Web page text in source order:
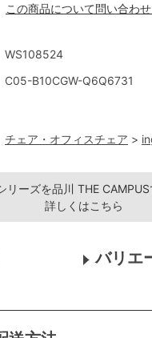
WS108524
C05-B10CGW-Q6Q6731
チェア・オフィスチェア >
この商品について問い合わ
リーズを品川 THE
詳しくはこちら
バリエ